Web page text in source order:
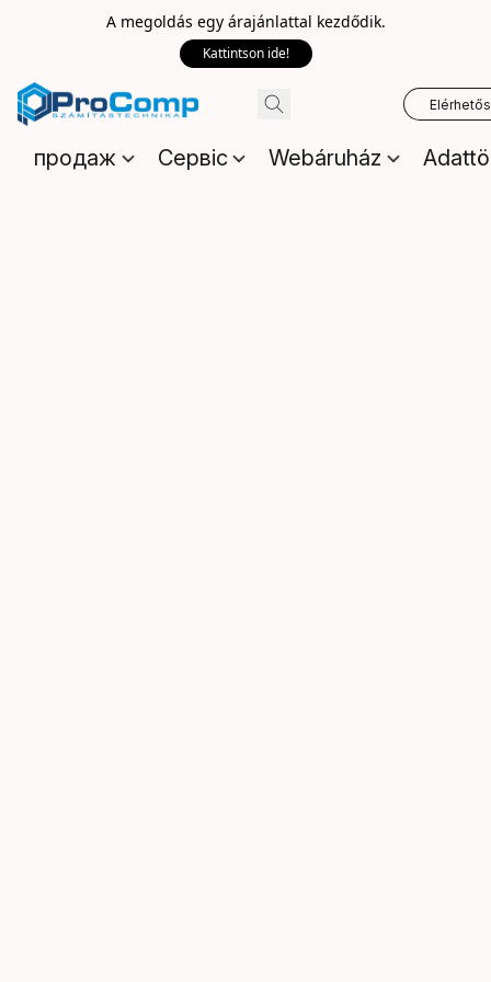
A megoldás egy árajánlattal kezdődik.
Kattintson ide!
продаж Сервіс Webáruház